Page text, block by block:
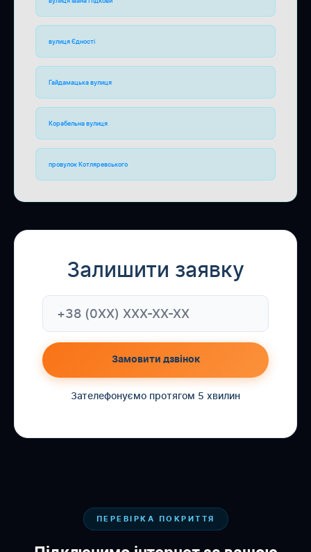
вулиця Єдності
Гайдамацька вулиця
Корабельна вулиця
провулок Котляревського
Залишити заявку
Замовити дзвінок
Зателефонуємо протягом 5 хвилин
ПЕРЕВІРКА ПОКРИТТЯ